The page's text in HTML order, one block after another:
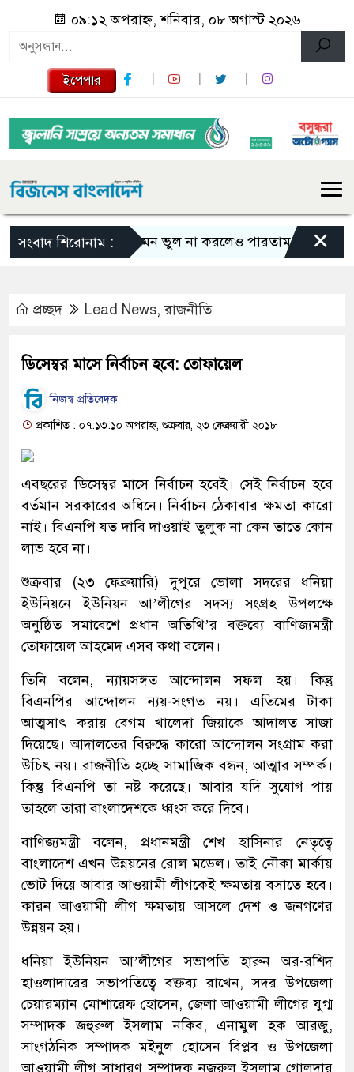
০৯:১২ অপরাহ্ন, শনিবার, ০৮ অগাস্ট ২০২৬
ইপেপার
সংবাদ শিরোনাম :এমন ভুল না করলেও পারতাম : শাকিব খান
×
প্রচ্ছদ Lead News,রাজনীতি
ডিসেম্বর মাসে নির্বাচন হবে: তোফায়েল
নিজস্ব প্রতিবেদক
প্রকাশিত : ০৭:১৩:১০ অপরাহ্ন, শুক্রবার, ২৩ ফেব্রুয়ারী ২০১৮
এবছরের ডিসেম্বর মাসে নির্বাচন হবেই। সেই নির্বাচন হবে
বর্তমান সরকারের অধিনে। নির্বাচন ঠেকাবার ক্ষমতা কারো
নাই। বিএনপি যত দাবি দাওয়াই তুলুক না কেন তাতে কোন
লাভ হবে না।
শুক্রবার (২৩ ফেব্রুয়ারি) দুপুরে ভোলা সদরের ধনিয়া
ইউনিয়নে ইউনিয়ন আ’লীগের সদস্য সংগ্রহ উপলক্ষে
অনুষ্ঠিত সমাবেশে প্রধান অতিথি’র বক্তব্যে বাণিজ্যমন্ত্রী
তোফায়েল আহমেদ এসব কথা বলেন।
তিনি বলেন, ন্যায়সঙ্গত আন্দোলন সফল হয়। কিন্তু
বিএনপির আন্দোলন ন্যয়-সংগত নয়। এতিমের টাকা
আত্মসাৎ করায় বেগম খালেদা জিয়াকে আদালত সাজা
দিয়েছে। আদালতের বিরুদ্ধে কারো আন্দোলন সংগ্রাম করা
উচিৎ নয়। রাজনীতি হচ্ছে সামাজিক বন্ধন, আত্মার সম্পর্ক।
কিন্তু বিএনপি তা নষ্ট করেছে। আবার যদি সুযোগ পায়
তাহলে তারা বাংলাদেশকে ধ্বংস করে দিবে।
বাণিজ্যমন্ত্রী বলেন, প্রধানমন্ত্রী শেখ হাসিনার নেতৃত্বে
বাংলাদেশ এখন উন্নয়নের রোল মডেল। তাই নৌকা মার্কায়
ভোট দিয়ে আবার আওয়ামী লীগকেই ক্ষমতায় বসাতে হবে।
কারন আওয়ামী লীগ ক্ষমতায় আসলে দেশ ও জনগণের
উন্নয়ন হয়।
ধনিয়া ইউনিয়ন আ’লীগের সভাপতি হারুন অর-রশিদ
হাওলাদারের সভাপতিত্বে বক্তব্য রাখেন, সদর উপজেলা
চেয়ারম্যান মোশারেফ হোসেন, জেলা আওয়ামী লীগের যুগ্ম
সম্পাদক জহুরুল ইসলাম নকিব, এনামুল হক আরজু,
সাংগঠনিক সম্পাদক মইনুল হোসেন বিপ্লব ও উপজেলা
আওয়ামী লীগ সাধারণ সম্পাদক নজরুল ইসলাম গোলদার